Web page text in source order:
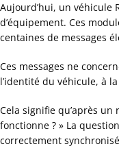
Aujourd’hui, un véhicule
d’équipement. Ces
centaines de messages
Ces messages ne
l’identité du véhicule, à
Cela signifie qu’après un
fonctionne ? » La
correctement